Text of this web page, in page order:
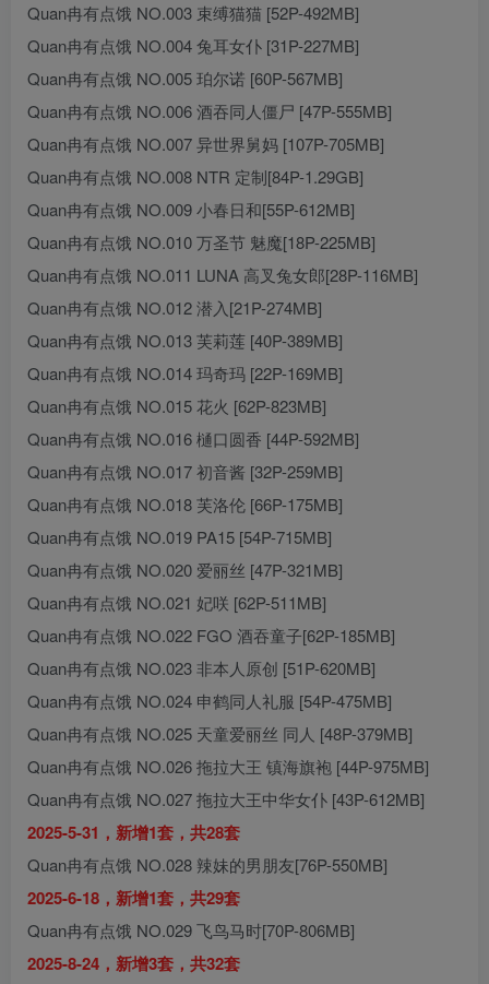
Quan冉有点饿 NO.003 束缚猫猫 [52P-492MB]
Quan冉有点饿 NO.004 兔耳女仆 [31P-227MB]
Quan冉有点饿 NO.005 珀尔诺 [60P-567MB]
Quan冉有点饿 NO.006 酒吞同人僵尸 [47P-555MB]
Quan冉有点饿 NO.007 异世界舅妈 [107P-705MB]
Quan冉有点饿 NO.008 NTR 定制[84P-1.29GB]
Quan冉有点饿 NO.009 小春日和[55P-612MB]
Quan冉有点饿 NO.010 万圣节 魅魔[18P-225MB]
Quan冉有点饿 NO.011 LUNA 高叉兔女郎[28P-116MB]
Quan冉有点饿 NO.012 潜入[21P-274MB]
Quan冉有点饿 NO.013 芙莉莲 [40P-389MB]
Quan冉有点饿 NO.014 玛奇玛 [22P-169MB]
Quan冉有点饿 NO.015 花火 [62P-823MB]
Quan冉有点饿 NO.016 樋口圆香 [44P-592MB]
Quan冉有点饿 NO.017 初音酱 [32P-259MB]
Quan冉有点饿 NO.018 芙洛伦 [66P-175MB]
Quan冉有点饿 NO.019 PA15 [54P-715MB]
Quan冉有点饿 NO.020 爱丽丝 [47P-321MB]
Quan冉有点饿 NO.021 妃咲 [62P-511MB]
Quan冉有点饿 NO.022 FGO 酒吞童子[62P-185MB]
Quan冉有点饿 NO.023 非本人原创 [51P-620MB]
Quan冉有点饿 NO.024 申鹤同人礼服 [54P-475MB]
Quan冉有点饿 NO.025 天童爱丽丝 同人 [48P-379MB]
Quan冉有点饿 NO.026 拖拉大王 镇海旗袍 [44P-975MB]
Quan冉有点饿 NO.027 拖拉大王中华女仆 [43P-612MB]
2025-5-31，新增1套，共28套
Quan冉有点饿 NO.028 辣妹的男朋友[76P-550MB]
2025-6-18，新增1套，共29套
Quan冉有点饿 NO.029 飞鸟马时[70P-806MB]
2025-8-24，新增3套，共32套